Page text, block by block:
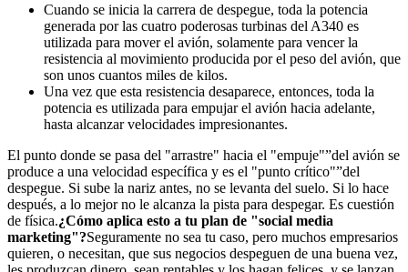
Cuando se inicia la carrera de despegue, toda la potencia
generada por las cuatro poderosas turbinas del A340 es
utilizada para mover el avión, solamente para vencer la
resistencia al movimiento producida por el peso del avión, que
son unos cuantos miles de kilos.
Una vez que esta resistencia desaparece, entonces, toda la
potencia es utilizada para empujar el avión hacia adelante,
hasta alcanzar velocidades impresionantes.
El punto donde se pasa del "arrastre" hacia el "empuje"”del avión se
produce a una velocidad específica y es el "punto crítico"”del
despegue. Si sube la nariz antes, no se levanta del suelo. Si lo hace
después, a lo mejor no le alcanza la pista para despegar. Es cuestión
de física.¿Cómo aplica esto a tu plan de "social media
marketing"?Seguramente no sea tu caso, pero muchos empresarios
quieren, o necesitan, que sus negocios despeguen de una buena vez,